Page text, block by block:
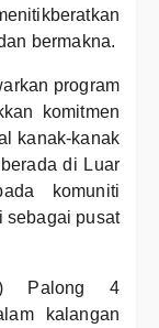
bermakna.
program
komitmen
kanak-kanak
di Luar
komuniti
sebagai pusat
Palong 4
kalangan